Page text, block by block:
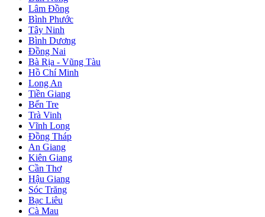
Lâm Đồng
Bình Phước
Tây Ninh
Bình Dương
Đồng Nai
Bà Rịa - Vũng Tàu
Hồ Chí Minh
Long An
Tiền Giang
Bến Tre
Trà Vinh
Vĩnh Long
Đồng Tháp
An Giang
Kiên Giang
Cần Thơ
Hậu Giang
Sóc Trăng
Bạc Liêu
Cà Mau